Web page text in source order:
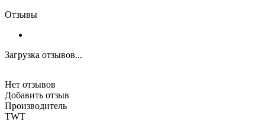
Отзывы
Загрузка отзывов...
Нет отзывов
Добавить отзыв
Производитель
TWT